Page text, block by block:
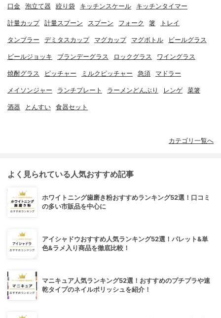
口金 泡立て器 絞り袋 キッチンスケール キッチンタイマー
計量カップ 計量スプーン スプーン フォーク 箸 トレイ
タンブラー デミタスカップ マグカップ マグボトル ビールグラス
ビールジョッキ ブランデーグラス ロックグラス ワイングラス
焼酎グラス ピッチャー ミルクピッチャー 急須 マドラー
メイソンジャー ランチプレート ラーメンどんぶり レンゲ 菜箸
酒器 とんすい 食器セット
カテゴリ一覧へ
よく見られている人気おすすめ記事
ホワイトニング歯磨き粉おすすめランキング52選！口コミ
の多い市販品を中心に
アイシャドウおすすめ人気ランキング52選！パレット&単
色&ラメ入り商品を徹底比較！
マニキュア人気ランキング52選！おすすめのプチプラや速
乾タイプのネイルポリッシュを紹介！